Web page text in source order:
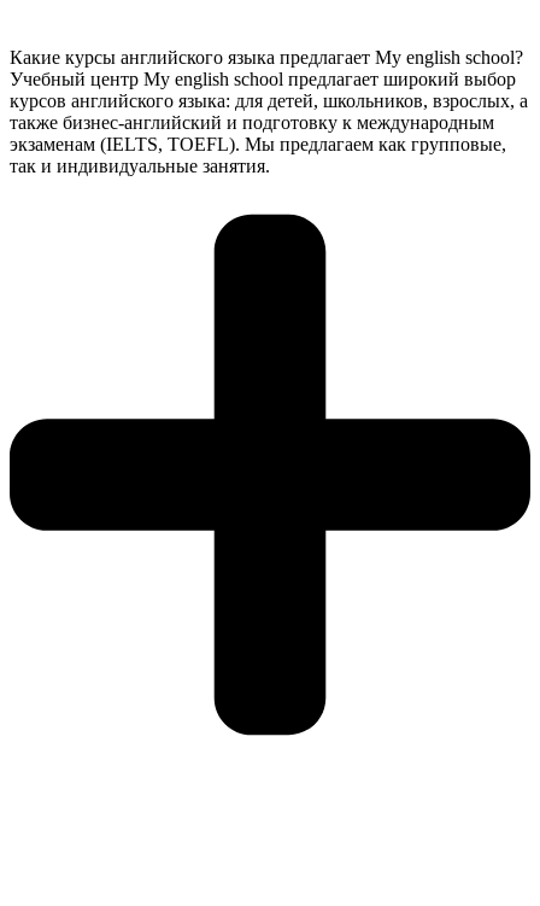
Какие курсы английского языка предлагает My english school?
Учебный центр My english school предлагает широкий выбор
курсов английского языка: для детей, школьников, взрослых, а
также бизнес-английский и подготовку к международным
экзаменам (IELTS, TOEFL). Мы предлагаем как групповые,
так и индивидуальные занятия.